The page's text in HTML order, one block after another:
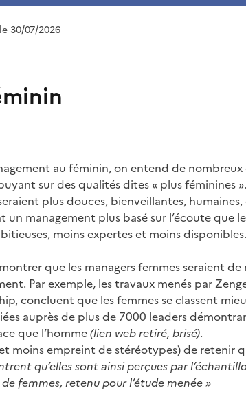
30/07/2026
au féminin, on entend de
sur des qualités dites « plus féminines ».
plus douces, bienveillantes,
management plus basé sur l’écoute que
moins expertes et moins disponibles.
que les managers femmes seraient de
Par exemple, les travaux menés par
concluent que les femmes se classent
auprès de plus de 7000 leaders
que l’homme(lien web retiré, brisé).
moins empreint de stéréotypes) de retenir
qu’elles sont ainsi perçues par
femmes, retenu pour l’étude menée »